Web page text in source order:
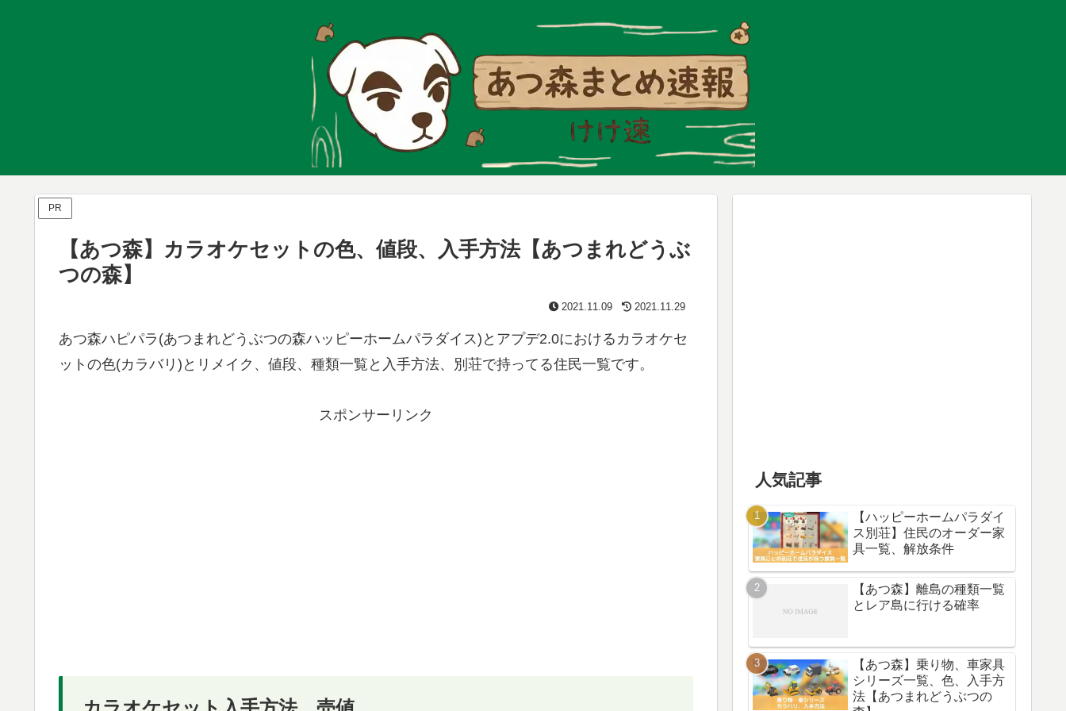
PR
【あつ森】カラオケセットの色、値段、入手方法【あつまれどうぶ
つの森】
2021.11.09 2021.11.29
あつ森ハピパラ(あつまれどうぶつの森ハッピーホームパラダイス)とアプデ2.0におけるカラオケセ
ットの色(カラバリ)とリメイク、値段、種類一覧と入手方法、別荘で持ってる住民一覧です。
スポンサーリンク
人気記事
【ハッピーホームパラダイ
ス別荘】住民のオーダー家
具一覧、解放条件
【あつ森】離島の種類一覧
とレア島に行ける確率
【あつ森】乗り物、車家具
シリーズ一覧、色、入手方
法【あつまれどうぶつの